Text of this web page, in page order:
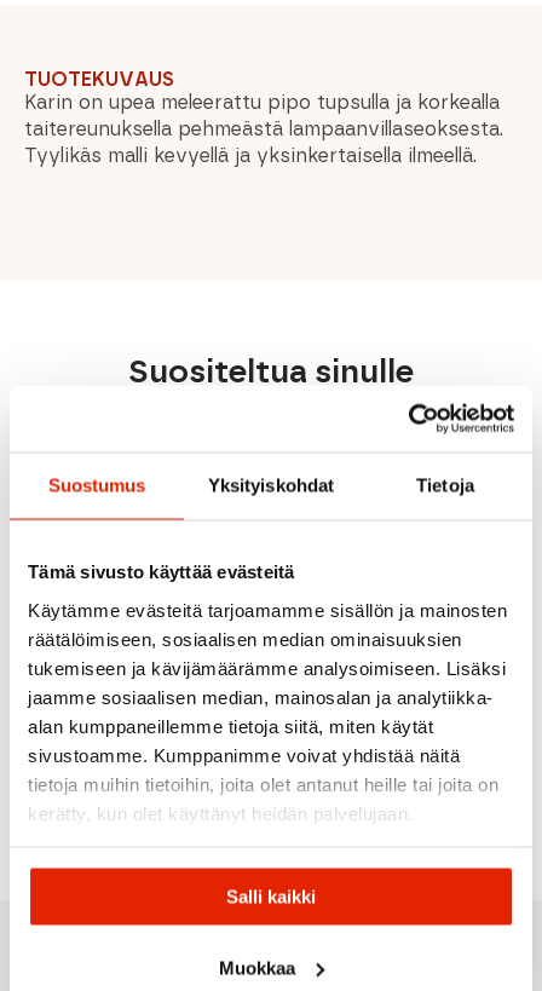
Suostumus Yksityiskohdat Tietoja
Tämä sivusto käyttää evästeitä
Käytämme evästeitä tarjoamamme sisällön ja mainosten
räätälöimiseen, sosiaalisen median ominaisuuksien
tukemiseen ja kävijämäärämme analysoimiseen. Lisäksi
jaamme sosiaalisen median, mainosalan ja analytiikka-
alan kumppaneillemme tietoja siitä, miten käytät
sivustoamme. Kumppanimme voivat yhdistää näitä
tietoja muihin tietoihin, joita olet antanut heille tai joita on
kerätty, kun olet käyttänyt heidän palvelujaan.
Salli kaikki
Muokkaa
TUOTEKUVAUS
Karin on upea meleerattu pipo tupsulla ja korkealla
taitereunuksella pehmeästä lampaanvillaseoksesta.
Tyylikäs malli kevyellä ja yksinkertaisella ilmeellä.
Suositeltua sinulle
Shimano
37,90€
Shimano
Slx
Jarrusatula
Br-M7100
Off
40,00€
Muc-Off
Mtb
Tubeless
Sealant
1L
69,00 €
Moon
E-
Power
1000
Front
Light
Galfer
Brake
Pads
Shimano
Xtr
2011, Xt
(Br-
M785),
Slx (Br-
M666)
Thule
10,00€
Thule
malleihin
Sporttisimmat tarjoukset